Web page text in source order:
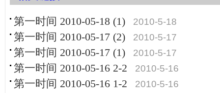
第一时间 2010-05-18 (1) 2010-5-18
第一时间 2010-05-17 (2) 2010-5-17
第一时间 2010-05-17 (1) 2010-5-17
第一时间 2010-05-16 2-2 2010-5-16
第一时间 2010-05-16 1-2 2010-5-16